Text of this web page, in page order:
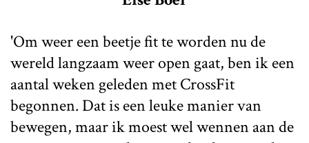
'Om weer een beetje fit te worden nu de
wereld langzaam weer open gaat, ben ik een
aantal weken geleden met CrossFit
begonnen. Dat is een leuke manier van
bewegen, maar ik moest wel wennen aan de